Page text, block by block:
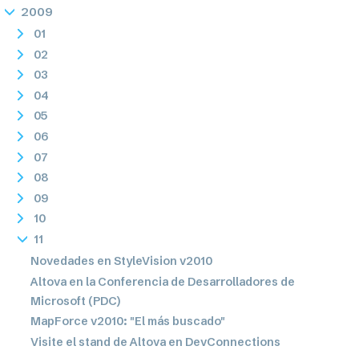
2009
01
02
03
04
05
06
07
08
09
10
11
Novedades en StyleVision v2010
Altova en la Conferencia de Desarrolladores de
Microsoft (PDC)
MapForce v2010: "El más buscado"
Visite el stand de Altova en DevConnections